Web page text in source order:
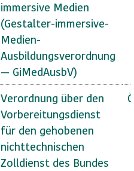
immersive Medien
(Gestalter-immersive-
Medien-
Ausbildungsverordnung
— GiMedAusbV)
Verordnung über den
Vorbereitungsdienst
für den gehobenen
nichttechnischen
Zolldienst des Bundes